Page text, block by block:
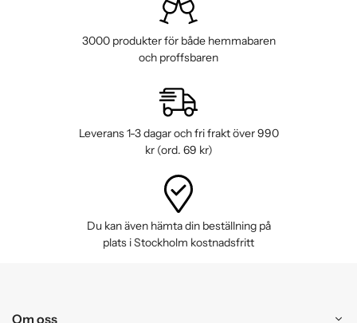
3000 produkter för både hemmabaren
och proffsbaren
Leverans 1-3 dagar och fri frakt över 990
kr (ord. 69 kr)
Du kan även hämta din beställning på
plats i Stockholm kostnadsfritt
Om oss